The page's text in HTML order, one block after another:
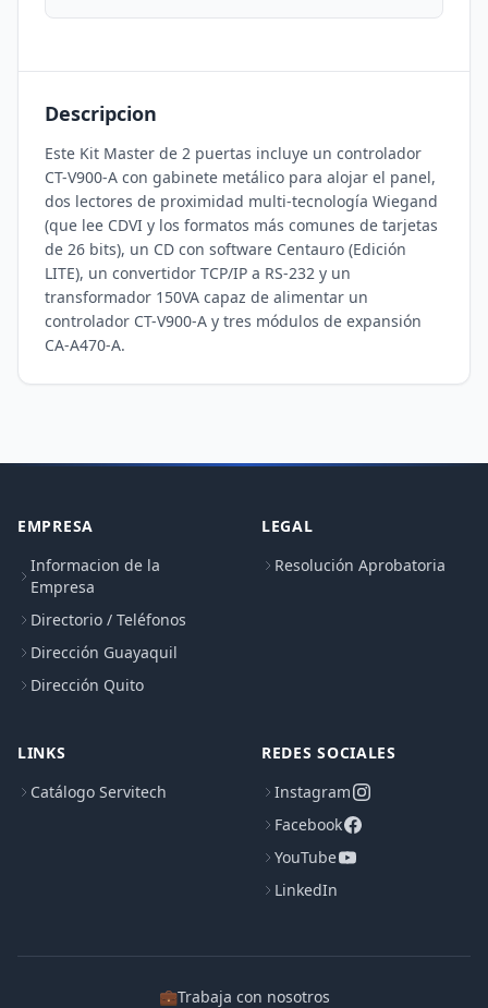
Descripcion
Este Kit Master de 2 puertas incluye un controlador
CT-V900-A con gabinete metálico para alojar el panel,
dos lectores de proximidad multi-tecnología Wiegand
(que lee CDVI y los formatos más comunes de tarjetas
de 26 bits), un CD con software Centauro (Edición
LITE), un convertidor TCP/IP a RS-232 y un
transformador 150VA capaz de alimentar un
controlador CT-V900-A y tres módulos de expansión
CA-A470-A.
EMPRESA
Informacion de la
Empresa
Directorio / Teléfonos
Dirección Guayaquil
Dirección Quito
LEGAL
Resolución Aprobatoria
LINKS
Catálogo Servitech
REDES SOCIALES
Instagram
Facebook
YouTube
LinkedIn
💼Trabaja con nosotros